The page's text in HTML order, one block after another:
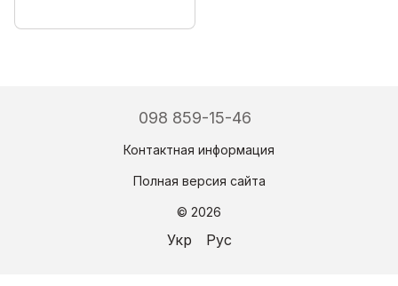
098 859-15-46
Контактная информация
Полная версия сайта
© 2026
Укр Рус